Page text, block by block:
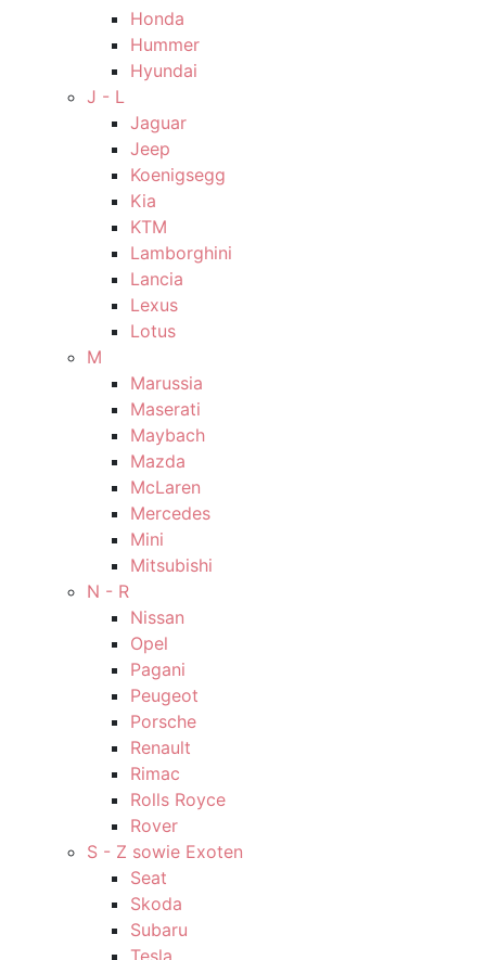
Honda
Hummer
Hyundai
J - L
Jaguar
Jeep
Koenigsegg
Kia
KTM
Lamborghini
Lancia
Lexus
Lotus
M
Marussia
Maserati
Maybach
Mazda
McLaren
Mercedes
Mini
Mitsubishi
N - R
Nissan
Opel
Pagani
Peugeot
Porsche
Renault
Rimac
Rolls Royce
Rover
S - Z sowie Exoten
Seat
Skoda
Subaru
Tesla